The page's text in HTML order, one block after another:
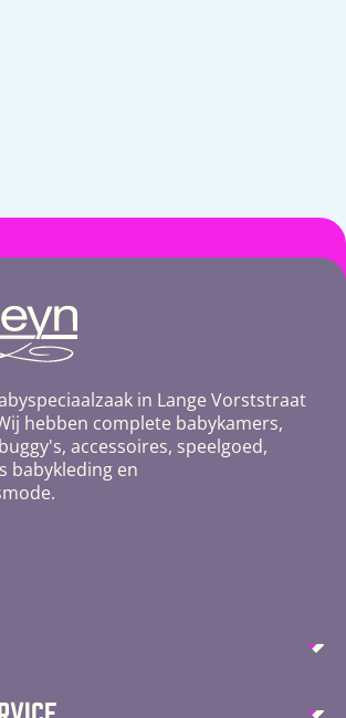
in Lange Vorststraat
hebben complete babykamers,
accessoires, speelgoed,
babykleding en